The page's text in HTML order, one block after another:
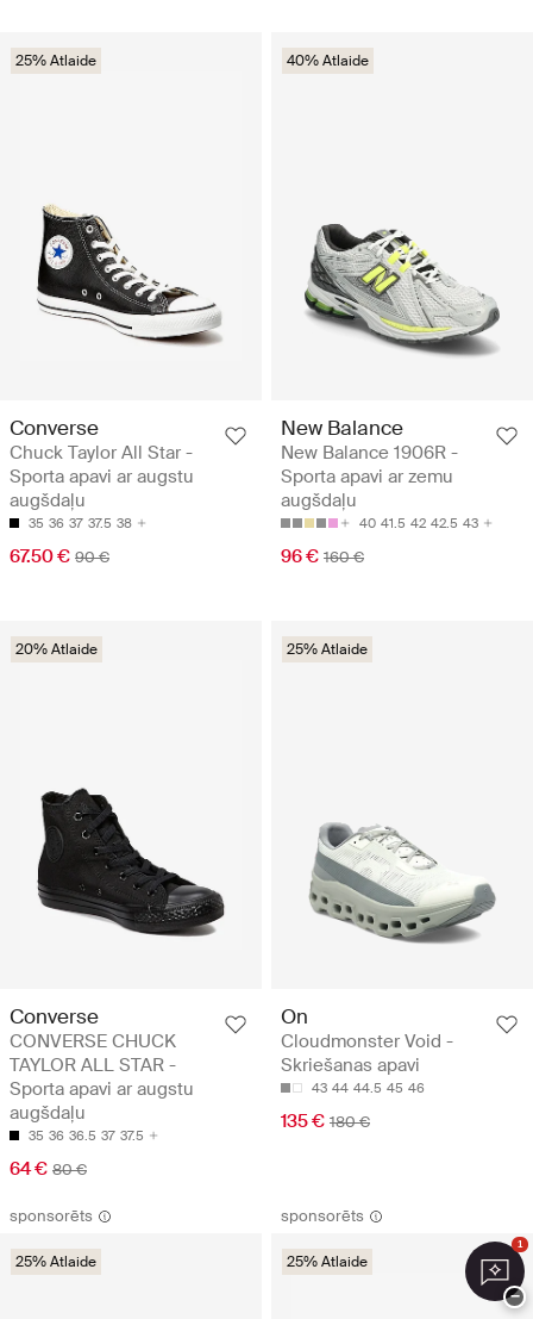
25% Atlaide
Converse
Chuck Taylor All Star -
Sporta apavi ar augstu
augšdaļu
35 36 37 37.5 38
67.50 € 90 €
40% Atlaide
New Balance
New Balance 1906R -
Sporta apavi ar zemu
augšdaļu
40 41.5 42 42.5 43
96 € 160 €
20% Atlaide
Converse
CONVERSE CHUCK
TAYLOR ALL STAR -
Sporta apavi ar augstu
augšdaļu
35 36 36.5 37 37.5
64 € 80 €
25% Atlaide
On
Cloudmonster Void -
Skriešanas apavi
43 44 44.5 45 46
135 € 180 €
sponsorēts
25% Atlaide
sponsorēts
25% Atlaide
1
−